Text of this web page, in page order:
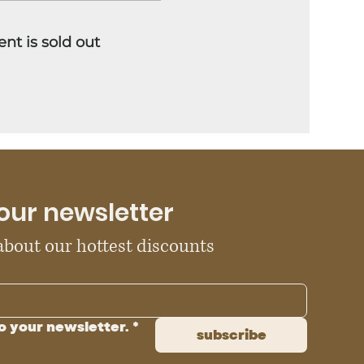
is sold out
newsletter
our hottest discounts
your newsletter. * subscribe